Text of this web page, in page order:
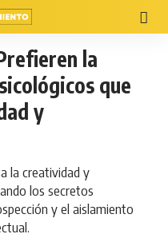
la
que
y
la creatividad y
los secretos
y el aislamiento